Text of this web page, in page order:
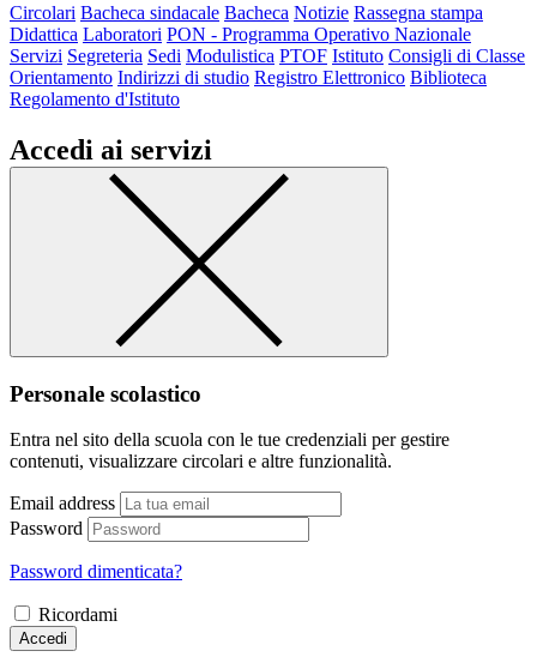
Circolari Bacheca sindacale Bacheca Notizie Rassegna stampa
Didattica Laboratori PON - Programma Operativo Nazionale
Servizi Segreteria Sedi Modulistica PTOF Istituto Consigli di Classe
Orientamento Indirizzi di studio Registro Elettronico Biblioteca
Regolamento d'Istituto
Accedi ai servizi
Personale scolastico
Entra nel sito della scuola con le tue credenziali per gestire
contenuti, visualizzare circolari e altre funzionalità.
Email address
Password
Password dimenticata?
Ricordami
Accedi